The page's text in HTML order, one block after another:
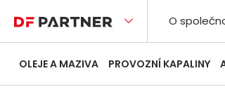
O
OLEJE A MAZIVA PROVOZNÍ KAPALINY